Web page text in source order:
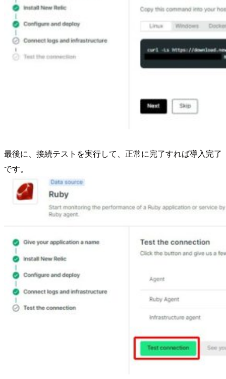
最後に、接続テストを実行して、正常に完了すれば導入完了
です。